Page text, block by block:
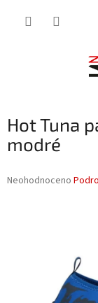
Hot Tuna
modré
Průměrné
Neohodnoceno